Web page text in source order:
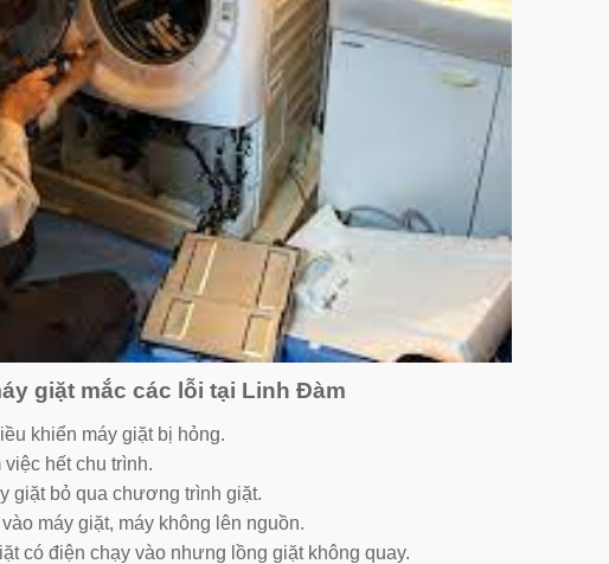
giặt mắc các lỗi tại Linh Đàm
khiển máy giặt bị hỏng.
hết chu trình.
giặt bỏ qua chương trình giặt.
máy giặt, máy không lên nguồn.
có điện chạy vào nhưng lồng giặt không quay.